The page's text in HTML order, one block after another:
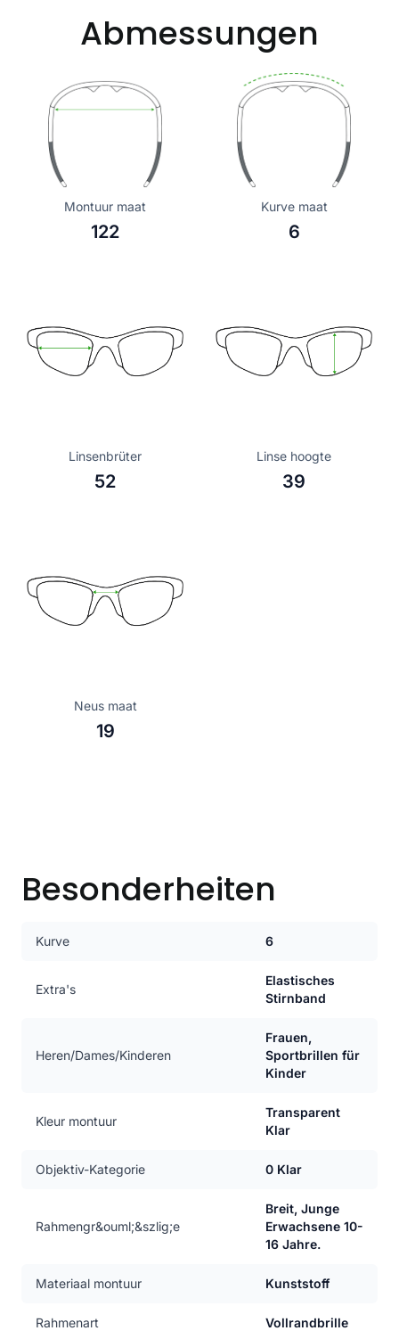
Abmessungen
Montuur maat
122
Kurve maat
6
Linsenbrüter
52
Linse hoogte
39
Neus maat
19
Besonderheiten
Kurve 6
Extra's
Elastisches
Stirnband
Heren/Dames/Kinderen
Frauen,
Sportbrillen für
Kinder
Kleur montuur
Transparent
Klar
Objektiv-Kategorie 0 Klar
Rahmengr&ouml;&szlig;e
Breit, Junge
Erwachsene 10-
16 Jahre.
Materiaal montuur Kunststoff
Rahmenart Vollrandbrille